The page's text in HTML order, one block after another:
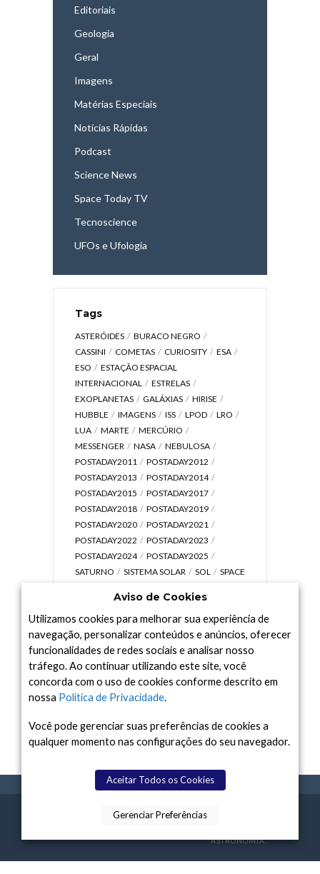
Editoriais
Geologia
Geral
Imagens
Matérias Especiais
Notícias Rápidas
Podcast
Science News
Space Today TV
Tecnoscience
UFOs e Ufologia
Tags
ASTERÓIDES
BURACO NEGRO
CASSINI
COMETAS CURIOSITY
ESA
ESO
ESTAÇÃO ESPACIAL
INTERNACIONAL
ESTRELAS
EXOPLANETAS
GALÁXIAS
HIRISE
HUBBLE
IMAGENS ISS LPOD
LRO
LUA
MARTE
MERCÚRIO
MESSENGER
NASA
NEBULOSA
POSTADAY2011
POSTADAY2012
POSTADAY2013
POSTADAY2014
POSTADAY2015
POSTADAY2017
POSTADAY2018
POSTADAY2019
POSTADAY2020
POSTADAY2021
POSTADAY2022
POSTADAY2023
POSTADAY2024
POSTADAY2025
SATURNO
SISTEMA SOLAR SOL
SPACE
UNIVERSO
VÍDEO
Arquivo
Arquivo
TERMOS CONTATO SPACE TODAY
ASTRONOMIA.
Aviso de Cookies
Utilizamos cookies para melhorar sua experiência de
navegação, personalizar conteúdos e anúncios, oferecer
funcionalidades de redes sociais e analisar nosso
tráfego. Ao continuar utilizando este site, você
concorda com o uso de cookies conforme descrito em
nossa Política de Privacidade.
Você pode gerenciar suas preferências de cookies a
qualquer momento nas configurações do seu navegador.
Aceitar Todos os Cookies
Gerenciar Preferências